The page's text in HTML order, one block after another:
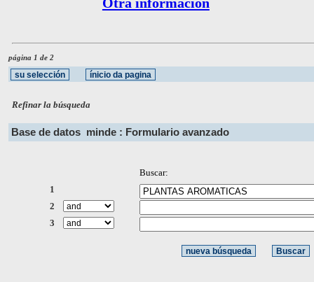
página 1 de 2
Refinar la búsqueda
Base de datos minde : Formulario avanzado
Buscar:
1
2
3